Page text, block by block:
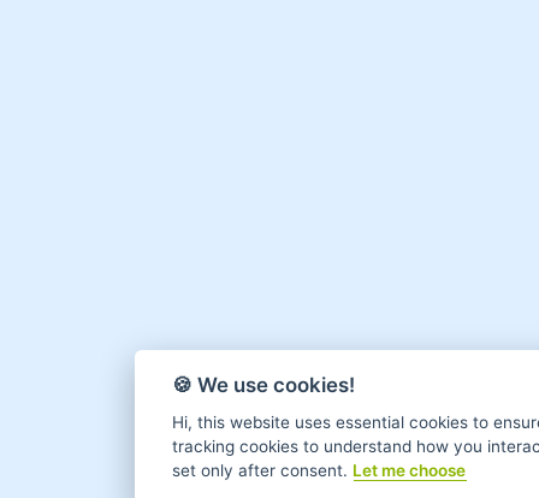
🍪 We use cookies!
Hi, this website uses essential cookies to
tracking cookies to understand how you
set only after consent. Let me choose